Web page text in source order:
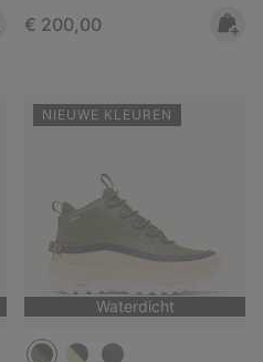
Regular price:
€ 200,00
NIEUWE KLEUREN
Waterdicht